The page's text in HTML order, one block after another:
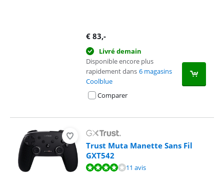
€ 83,-
Livré demain
Disponible encore plus
rapidement dans 6 magasins
Coolblue
Comparer
Trust Muta Manette Sans Fil
GXT542
La note est de 8,0 sur 10, basée sur 11 avis.11 avis